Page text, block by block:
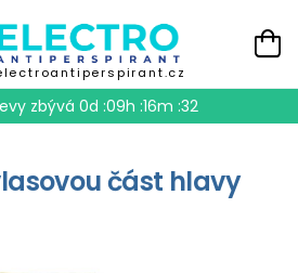
zbývá 0d :09h :16m :32
část hlavy